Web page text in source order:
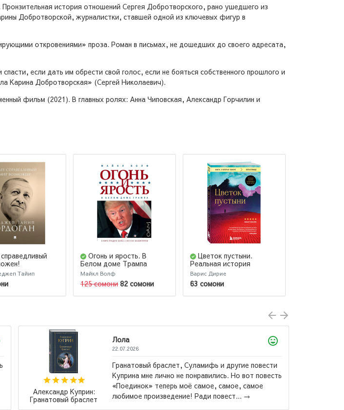
история отношений Сергея Добротворского, рано ушедшего из
Добротворской, журналистки, ставшей одной из ключевых фигур в
откровениями» проза. Роман в письмах, не дошедших до своего адресата,
если дать им обрести свой голос, если не бояться собственного прошлого и
Карина Добротворская» (Сергей Николаевич).
фильм (2021). В главных ролях: Анна Чиповская, Александр Горчилин и
предложение
Организации
Наций
Тайип
Огонь и ярость. В
Белом доме Трампа
Майкл Волф
125 сомони 82 сомони
Цветок пустыни.
Реальная история
супермодели Варис Дирие
Варис Дирие
63 сомони
Александр Куприн:
Гранатовый браслет
Лола
22.07.2026
Гранатовый браслет, Суламифь и другие повести
Куприна мне лично не понравились. Но вот повесть
«Поединок» теперь моё самое, самое, самое
любимое произведение! Ради повест... →